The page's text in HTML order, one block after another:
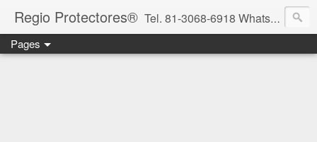
Regio Protectores® Tel. 81-3068-6918 WhatsApp 81-2636-2823 / 33-1145-3780 cotizacionregioprotectores@gmail.com / regioprotectores@gmail.com https://www.facebook.com/RegioProtectores/
Pages